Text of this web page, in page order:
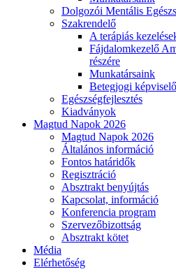
Dolgozói Mentális
Szakrendelő
A terápiás
Fájdalomkezelő
részére
Munkatársaink
Betegjogi képviselő
Egészségfejlesztés
Kiadványok
Magtud Napok 2026
Magtud Napok 2026
Általános információ
Fontos határidők
Regisztráció
Absztrakt benyújtás
Kapcsolat, információ
Konferencia program
Szervezőbizottság
Absztrakt kötet
Média
Elérhetőség